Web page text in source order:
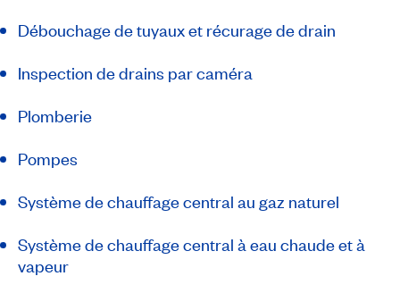
Débouchage de tuyaux et récurage de drain
Inspection de drains par caméra
Plomberie
Pompes
Système de chauffage central au gaz naturel
Système de chauffage central à eau chaude et à
vapeur